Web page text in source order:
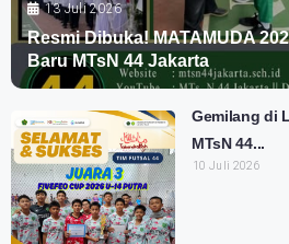
13 Juli 2026
Resmi Dibuka! MATAMUDA
Baru MTsN 44 Jakarta
Gemilang di
MTsN 44...
10 Juli 2026